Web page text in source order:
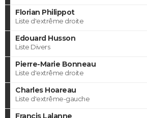
Florian Philippot
Liste d'extrême droite
Edouard Husson
Liste Divers
Pierre-Marie Bonneau
Liste d'extrême droite
Charles Hoareau
Liste d'extrême-gauche
Francis Lalanne